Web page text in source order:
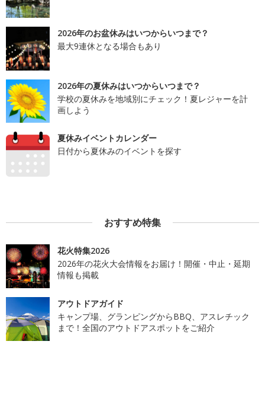
2026年のお盆休みはいつからいつまで？
最大9連休となる場合もあり
2026年の夏休みはいつからいつまで？
学校の夏休みを地域別にチェック！夏レジャーを計
画しよう
夏休みイベントカレンダー
日付から夏休みのイベントを探す
おすすめ特集
花火特集2026
2026年の花火大会情報をお届け！開催・中止・延期
情報も掲載
アウトドアガイド
キャンプ場、グランピングからBBQ、アスレチック
まで！全国のアウトドアスポットをご紹介